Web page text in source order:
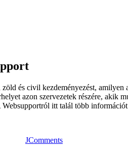
és civil kezdeményezést,
azon szervezetek részére, akik
itt talál több
JComments